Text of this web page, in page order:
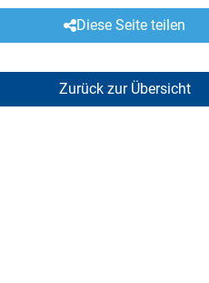
Diese Seite teilen
Zurück zur Übersicht